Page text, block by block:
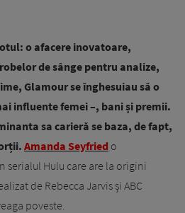
o afacere inovatoare,
de sânge pentru analize,
Glamour se înghesuiau să o
influente femei –, bani și premii.
sa carieră se baza, de fapt,
Amanda Seyfried o
serialul Hulu care are la origini
de Rebecca Jarvis și ABC
poveste.